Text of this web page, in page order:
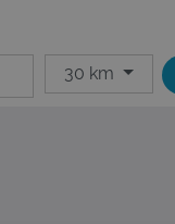
30 km